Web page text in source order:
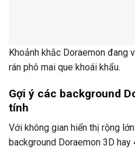
Khoảnh khắc Doraemon đang
rán phô mai que khoái khẩu.
Gợi ý các background
tính
Với không gian hiển thị rộng
background Doraemon 3D